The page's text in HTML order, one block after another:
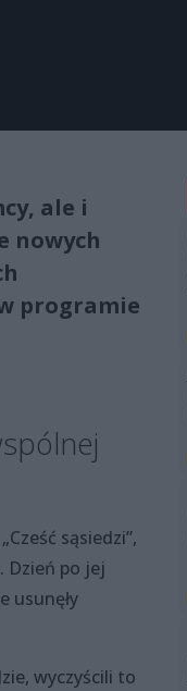
ale i
nowych
programie
sąsiedzi”,
Dzień po jej
usunęły
wyczyścili to